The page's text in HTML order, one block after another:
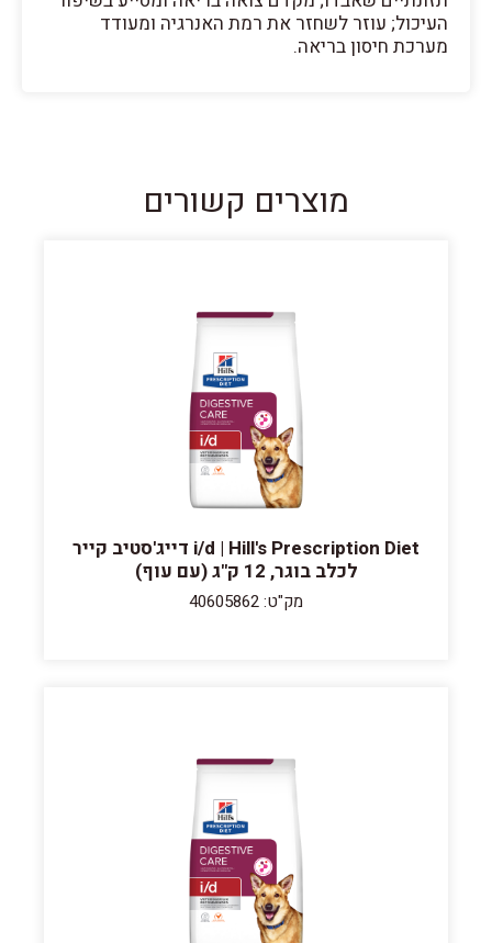
העיכול; עוזר לשחזר את רמת האנרגיה ומעודד
מערכת חיסון בריאה.
מוצרים קשורים
i/d | Hill's Prescription Diet דייג'סטיב קייר
לכלב בוגר, 12 ק"ג (עם עוף)
מק"ט: 40605862